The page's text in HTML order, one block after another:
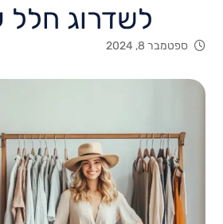
לשדרוג חלל
ספטמבר 8, 2024